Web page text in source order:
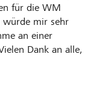
für die WM
würde mir sehr
an einer
Dank an alle,